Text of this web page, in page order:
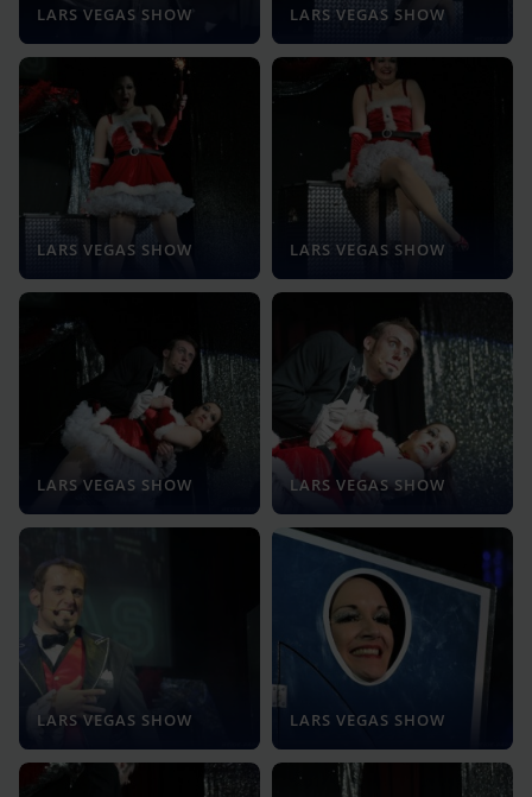
LARS VEGAS SHOW LARS VEGAS SHOW
LARS VEGAS SHOW LARS VEGAS SHOW
LARS VEGAS SHOW LARS VEGAS SHOW
LARS VEGAS SHOW LARS VEGAS SHOW